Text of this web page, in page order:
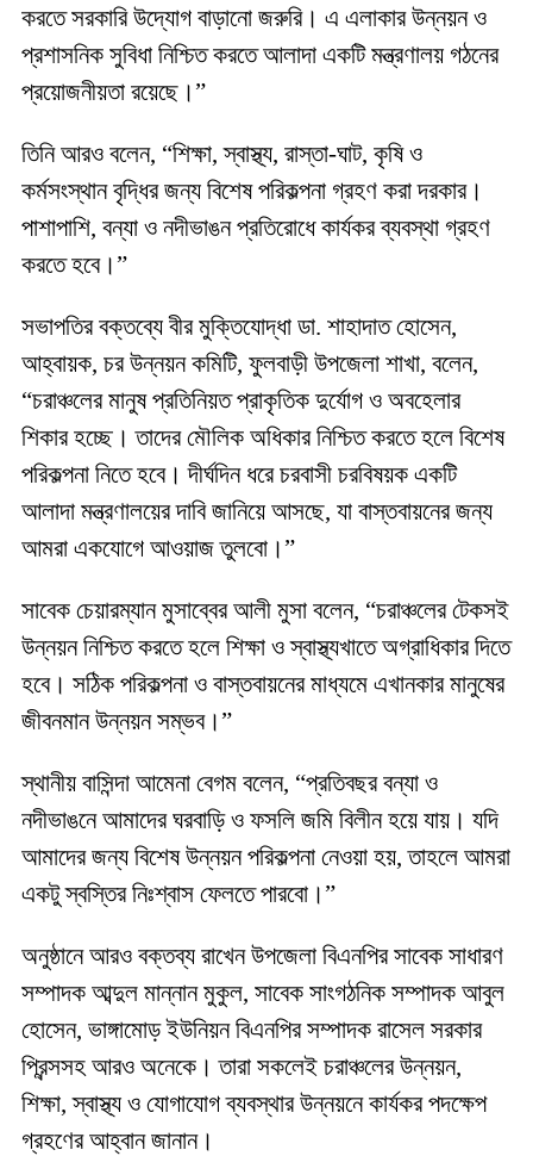
করতে সরকারি উদ্যোগ বাড়ানো জরুরি। এ এলাকার উন্নয়ন ও
প্রশাসনিক সুবিধা নিশ্চিত করতে আলাদা একটি মন্ত্রণালয় গঠনের
প্রয়োজনীয়তা রয়েছে।”
তিনি আরও বলেন, “শিক্ষা, স্বাস্থ্য, রাস্তা-ঘাট, কৃষি ও
কর্মসংস্থান বৃদ্ধির জন্য বিশেষ পরিকল্পনা গ্রহণ করা দরকার।
পাশাপাশি, বন্যা ও নদীভাঙন প্রতিরোধে কার্যকর ব্যবস্থা গ্রহণ
করতে হবে।”
সভাপতির বক্তব্যে বীর মুক্তিযোদ্ধা ডা. শাহাদাত হোসেন,
আহ্বায়ক, চর উন্নয়ন কমিটি, ফুলবাড়ী উপজেলা শাখা, বলেন,
“চরাঞ্চলের মানুষ প্রতিনিয়ত প্রাকৃতিক দুর্যোগ ও অবহেলার
শিকার হচ্ছে। তাদের মৌলিক অধিকার নিশ্চিত করতে হলে বিশেষ
পরিকল্পনা নিতে হবে। দীর্ঘদিন ধরে চরবাসী চরবিষয়ক একটি
আলাদা মন্ত্রণালয়ের দাবি জানিয়ে আসছে, যা বাস্তবায়নের জন্য
আমরা একযোগে আওয়াজ তুলবো।”
সাবেক চেয়ারম্যান মুসাব্বের আলী মুসা বলেন, “চরাঞ্চলের টেকসই
উন্নয়ন নিশ্চিত করতে হলে শিক্ষা ও স্বাস্থ্যখাতে অগ্রাধিকার দিতে
হবে। সঠিক পরিকল্পনা ও বাস্তবায়নের মাধ্যমে এখানকার মানুষের
জীবনমান উন্নয়ন সম্ভব।”
স্থানীয় বাসিন্দা আমেনা বেগম বলেন, “প্রতিবছর বন্যা ও
নদীভাঙনে আমাদের ঘরবাড়ি ও ফসলি জমি বিলীন হয়ে যায়। যদি
আমাদের জন্য বিশেষ উন্নয়ন পরিকল্পনা নেওয়া হয়, তাহলে আমরা
একটু স্বস্তির নিঃশ্বাস ফেলতে পারবো।”
অনুষ্ঠানে আরও বক্তব্য রাখেন উপজেলা বিএনপির সাবেক সাধারণ
সম্পাদক আব্দুল মান্নান মুকুল, সাবেক সাংগঠনিক সম্পাদক আবুল
হোসেন, ভাঙ্গামোড় ইউনিয়ন বিএনপির সম্পাদক রাসেল সরকার
প্রিন্সসহ আরও অনেকে। তারা সকলেই চরাঞ্চলের উন্নয়ন,
শিক্ষা, স্বাস্থ্য ও যোগাযোগ ব্যবস্থার উন্নয়নে কার্যকর পদক্ষেপ
গ্রহণের আহ্বান জানান।